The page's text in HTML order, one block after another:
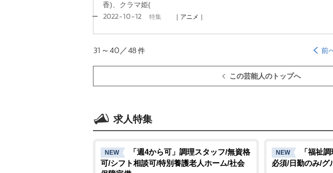
香)、クラマ姫(
2022-10-12 特集 ｜アニメ｜
31～40／48件 前
この芸能人のトップへ
求人特集
NEW
「週4から可」調理スタッフ/無資格
可/シフト相談可/特別養護老人ホーム/社会
NEW
「福祉
必須/日勤のみ/グ